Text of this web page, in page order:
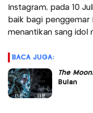
Instagram, pada 10
baik bagi penggemar
menantikan sang idol
BACA JUGA:
The Moon
Bulan